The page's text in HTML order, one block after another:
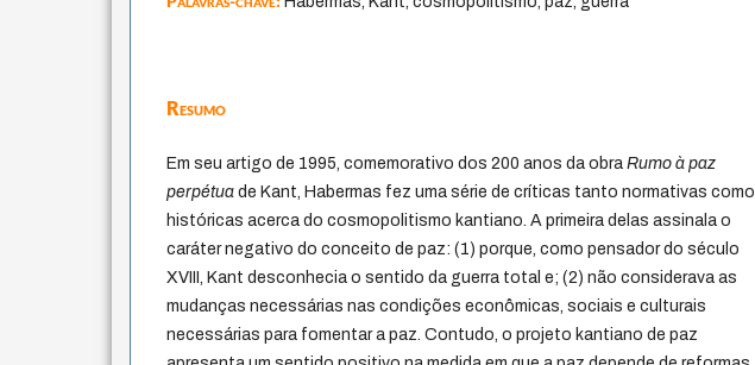
Resumo
Em seu artigo de 1995, comemorativo dos 200 anos da obraRumo à paz
perpétua de Kant, Habermas fez uma série de críticas tanto normativas como
históricas acerca do cosmopolitismo kantiano. A primeira delas assinala o
caráter negativo do conceito de paz: (1) porque, como pensador do século
XVIII, Kant desconhecia o sentido da guerra total e; (2) não considerava as
mudanças necessárias nas condições econômicas, sociais e culturais
necessárias para fomentar a paz. Contudo, o projeto kantiano de paz